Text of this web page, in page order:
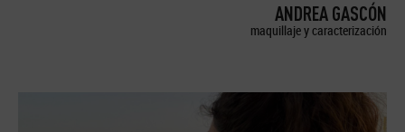
ANDREA GASCÓN
maquillaje y caracterización